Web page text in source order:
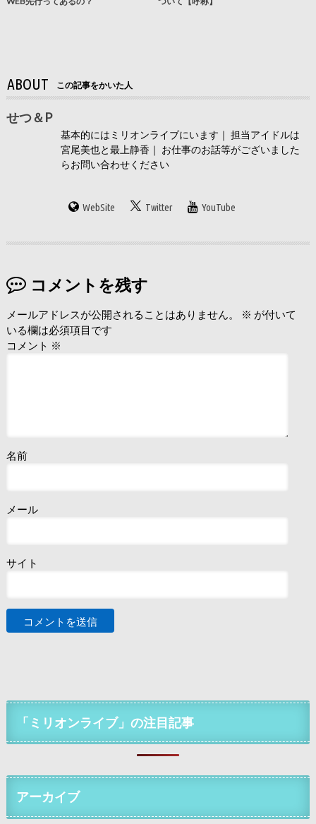
ABOUT この記事をかいた人
せつ＆P
基本的にはミリオンライブにいます｜ 担当アイドルは
宮尾美也と最上静香｜ お仕事のお話等がございました
らお問い合わせください
WebSite Twitter YouTube
コメントを残す
メールアドレスが公開されることはありません。 ※ が付いて
いる欄は必須項目です
コメント ※
名前
メール
サイト
「ミリオンライブ」の注目記事
アーカイブ